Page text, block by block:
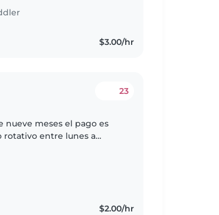
$3.00/hr
23
nueve meses el pago es
rotativo entre lunes a
$2.00/hr